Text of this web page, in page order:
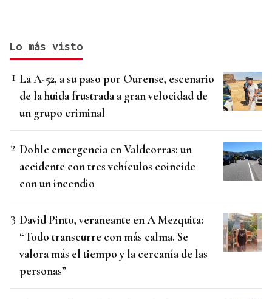
Lo más visto
La A-52, a su paso por Ourense, escenario
de la huida frustrada a gran velocidad de
un grupo criminal
Doble emergencia en Valdeorras: un
accidente con tres vehículos coincide
con un incendio
David Pinto, veraneante en A Mezquita:
“Todo transcurre con más calma. Se
valora más el tiempo y la cercanía de las
personas”